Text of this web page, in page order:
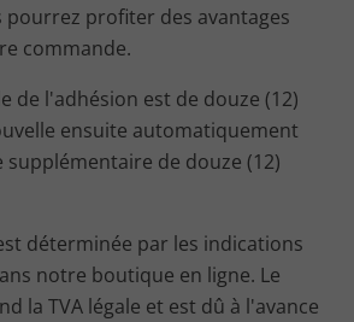
pourrez profiter des avantages
commande.
de l'adhésion est de douze (12)
ensuite automatiquement
de douze (12)
déterminée par les indications
notre boutique en ligne. Le
la TVA légale et est dû à l'avance